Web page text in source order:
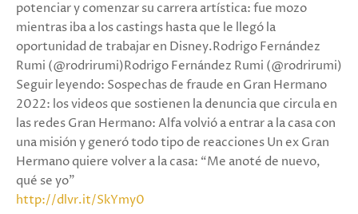
potenciar y comenzar su carrera artística: fue mozo
mientras iba a los castings hasta que le llegó la
oportunidad de trabajar en Disney.Rodrigo Fernández
Rumi (@rodrirumi)Rodrigo Fernández Rumi (@rodrirumi)
Seguir leyendo: Sospechas de fraude en Gran Hermano
2022: los videos que sostienen la denuncia que circula en
las redes Gran Hermano: Alfa volvió a entrar a la casa con
una misión y generó todo tipo de reacciones Un ex Gran
Hermano quiere volver a la casa: “Me anoté de nuevo,
qué se yo”
http://dlvr.it/SkYmy0